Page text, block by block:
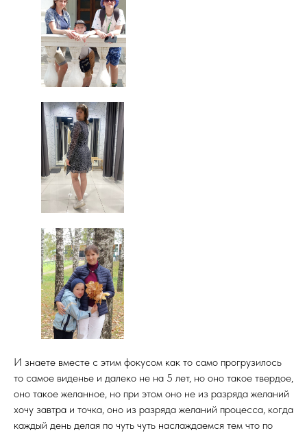
И знаете вместе с этим фокусом как то само прогрузилось
то самое виденье и далеко не на 5 лет, но оно такое твердое,
оно такое желанное, но при этом оно не из разряда желаний
хочу завтра и точка, оно из разряда желаний процесса, когда
каждый день делая по чуть чуть наслаждаемся тем что по